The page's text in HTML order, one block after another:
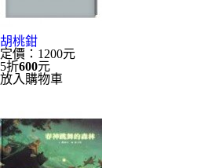
胡桃鉗
定價：1200元
5折600元
放入購物車